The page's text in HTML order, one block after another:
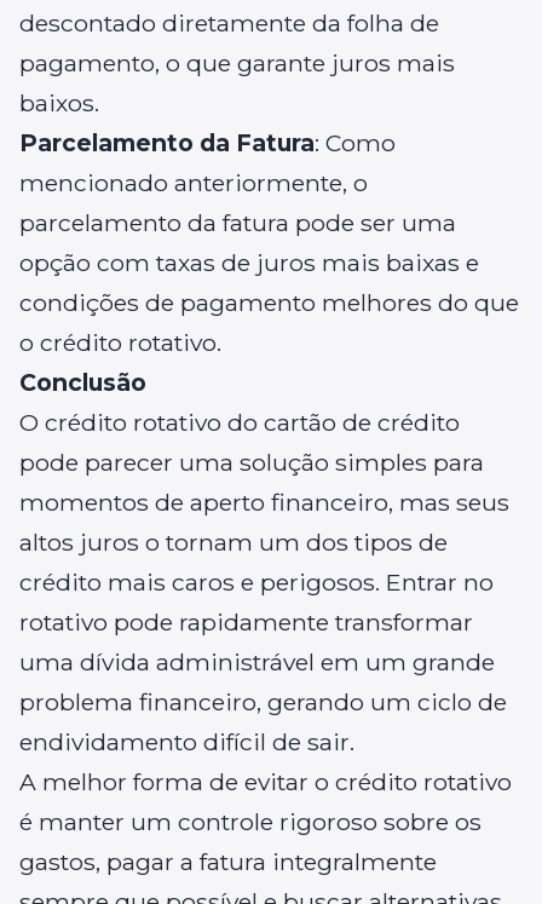
descontado diretamente da folha de
pagamento, o que garante juros mais
baixos.
Parcelamento da Fatura: Como
mencionado anteriormente, o
parcelamento da fatura pode ser uma
opção com taxas de juros mais baixas e
condições de pagamento melhores do que
o crédito rotativo.
Conclusão
O crédito rotativo do cartão de crédito
pode parecer uma solução simples para
momentos de aperto financeiro, mas seus
altos juros o tornam um dos tipos de
crédito mais caros e perigosos. Entrar no
rotativo pode rapidamente transformar
uma dívida administrável em um grande
problema financeiro, gerando um ciclo de
endividamento difícil de sair.
A melhor forma de evitar o crédito rotativo
é manter um controle rigoroso sobre os
gastos, pagar a fatura integralmente